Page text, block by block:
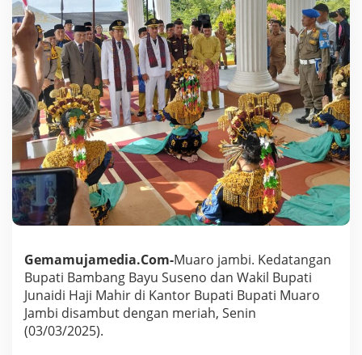
s
e
r
a
W
a
k
i
l
D
s
a
m
b
t
T
a
r
i
Gemamujamedia.Com-Muaro jambi. Kedatangan
Bupati Bambang Bayu Suseno dan Wakil Bupati
Junaidi Haji Mahir di Kantor Bupati Bupati Muaro
Jambi disambut dengan meriah, Senin
(03/03/2025).